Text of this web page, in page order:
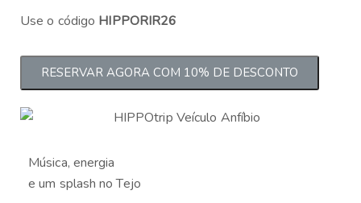
Use o código HIPPORIR26
RESERVAR AGORA COM 10% DE DESCONTO
Música, energia
e um splash no Tejo